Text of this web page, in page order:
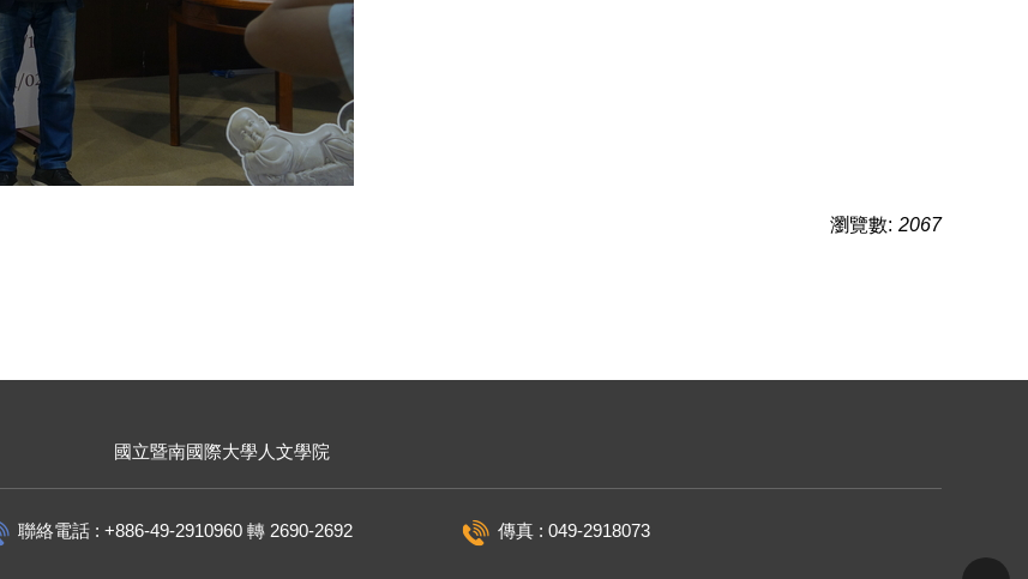
瀏覽數: 2067
國立暨南國際大學人文學院
聯絡電話 : +886-49-2910960 轉 2690-2692 傳真 : 049-2918073